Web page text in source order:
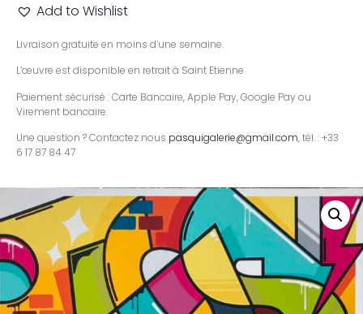
Add to Wishlist
Livraison gratuite en moins d’une semaine.
L’œuvre est disponible en retrait à Saint Etienne
Paiement sécurisé : Carte Bancaire, Apple Pay, Google Pay ou
Virement bancaire.
Une question ? Contactez nous pasquigalerie@gmail.com, tél. : +33
6 17 87 84 47